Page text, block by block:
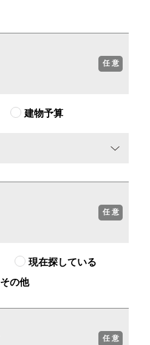
任 意
建物予算
任 意
現在探している
その他
任 意